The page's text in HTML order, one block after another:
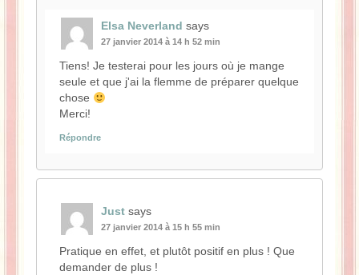
Elsa Neverland says
27 janvier 2014 à 14 h 52 min
Tiens! Je testerai pour les jours où je mange
seule et que j'ai la flemme de préparer quelque
chose
Merci!
Répondre
Just says
27 janvier 2014 à 15 h 55 min
Pratique en effet, et plutôt positif en plus ! Que
demander de plus !